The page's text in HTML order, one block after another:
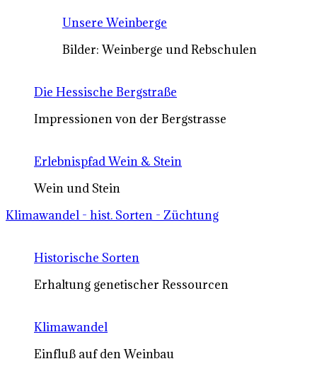
Unsere Weinberge
Bilder: Weinberge und Rebschulen
Die Hessische Bergstraße
Impressionen von der Bergstrasse
Erlebnispfad Wein & Stein
Wein und Stein
Klimawandel - hist. Sorten - Züchtung
Historische Sorten
Erhaltung genetischer Ressourcen
Klimawandel
Einfluß auf den Weinbau